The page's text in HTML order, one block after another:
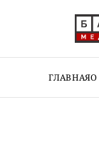
ГЛАВНАЯО